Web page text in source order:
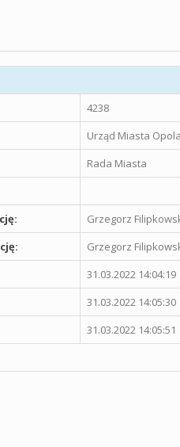
4238
Urząd Miasta Opola
Rada Miasta
Grzegorz
Grzegorz
31.03.2022 14:04:19
31.03.2022 14:05:30
31.03.2022 14:05:51